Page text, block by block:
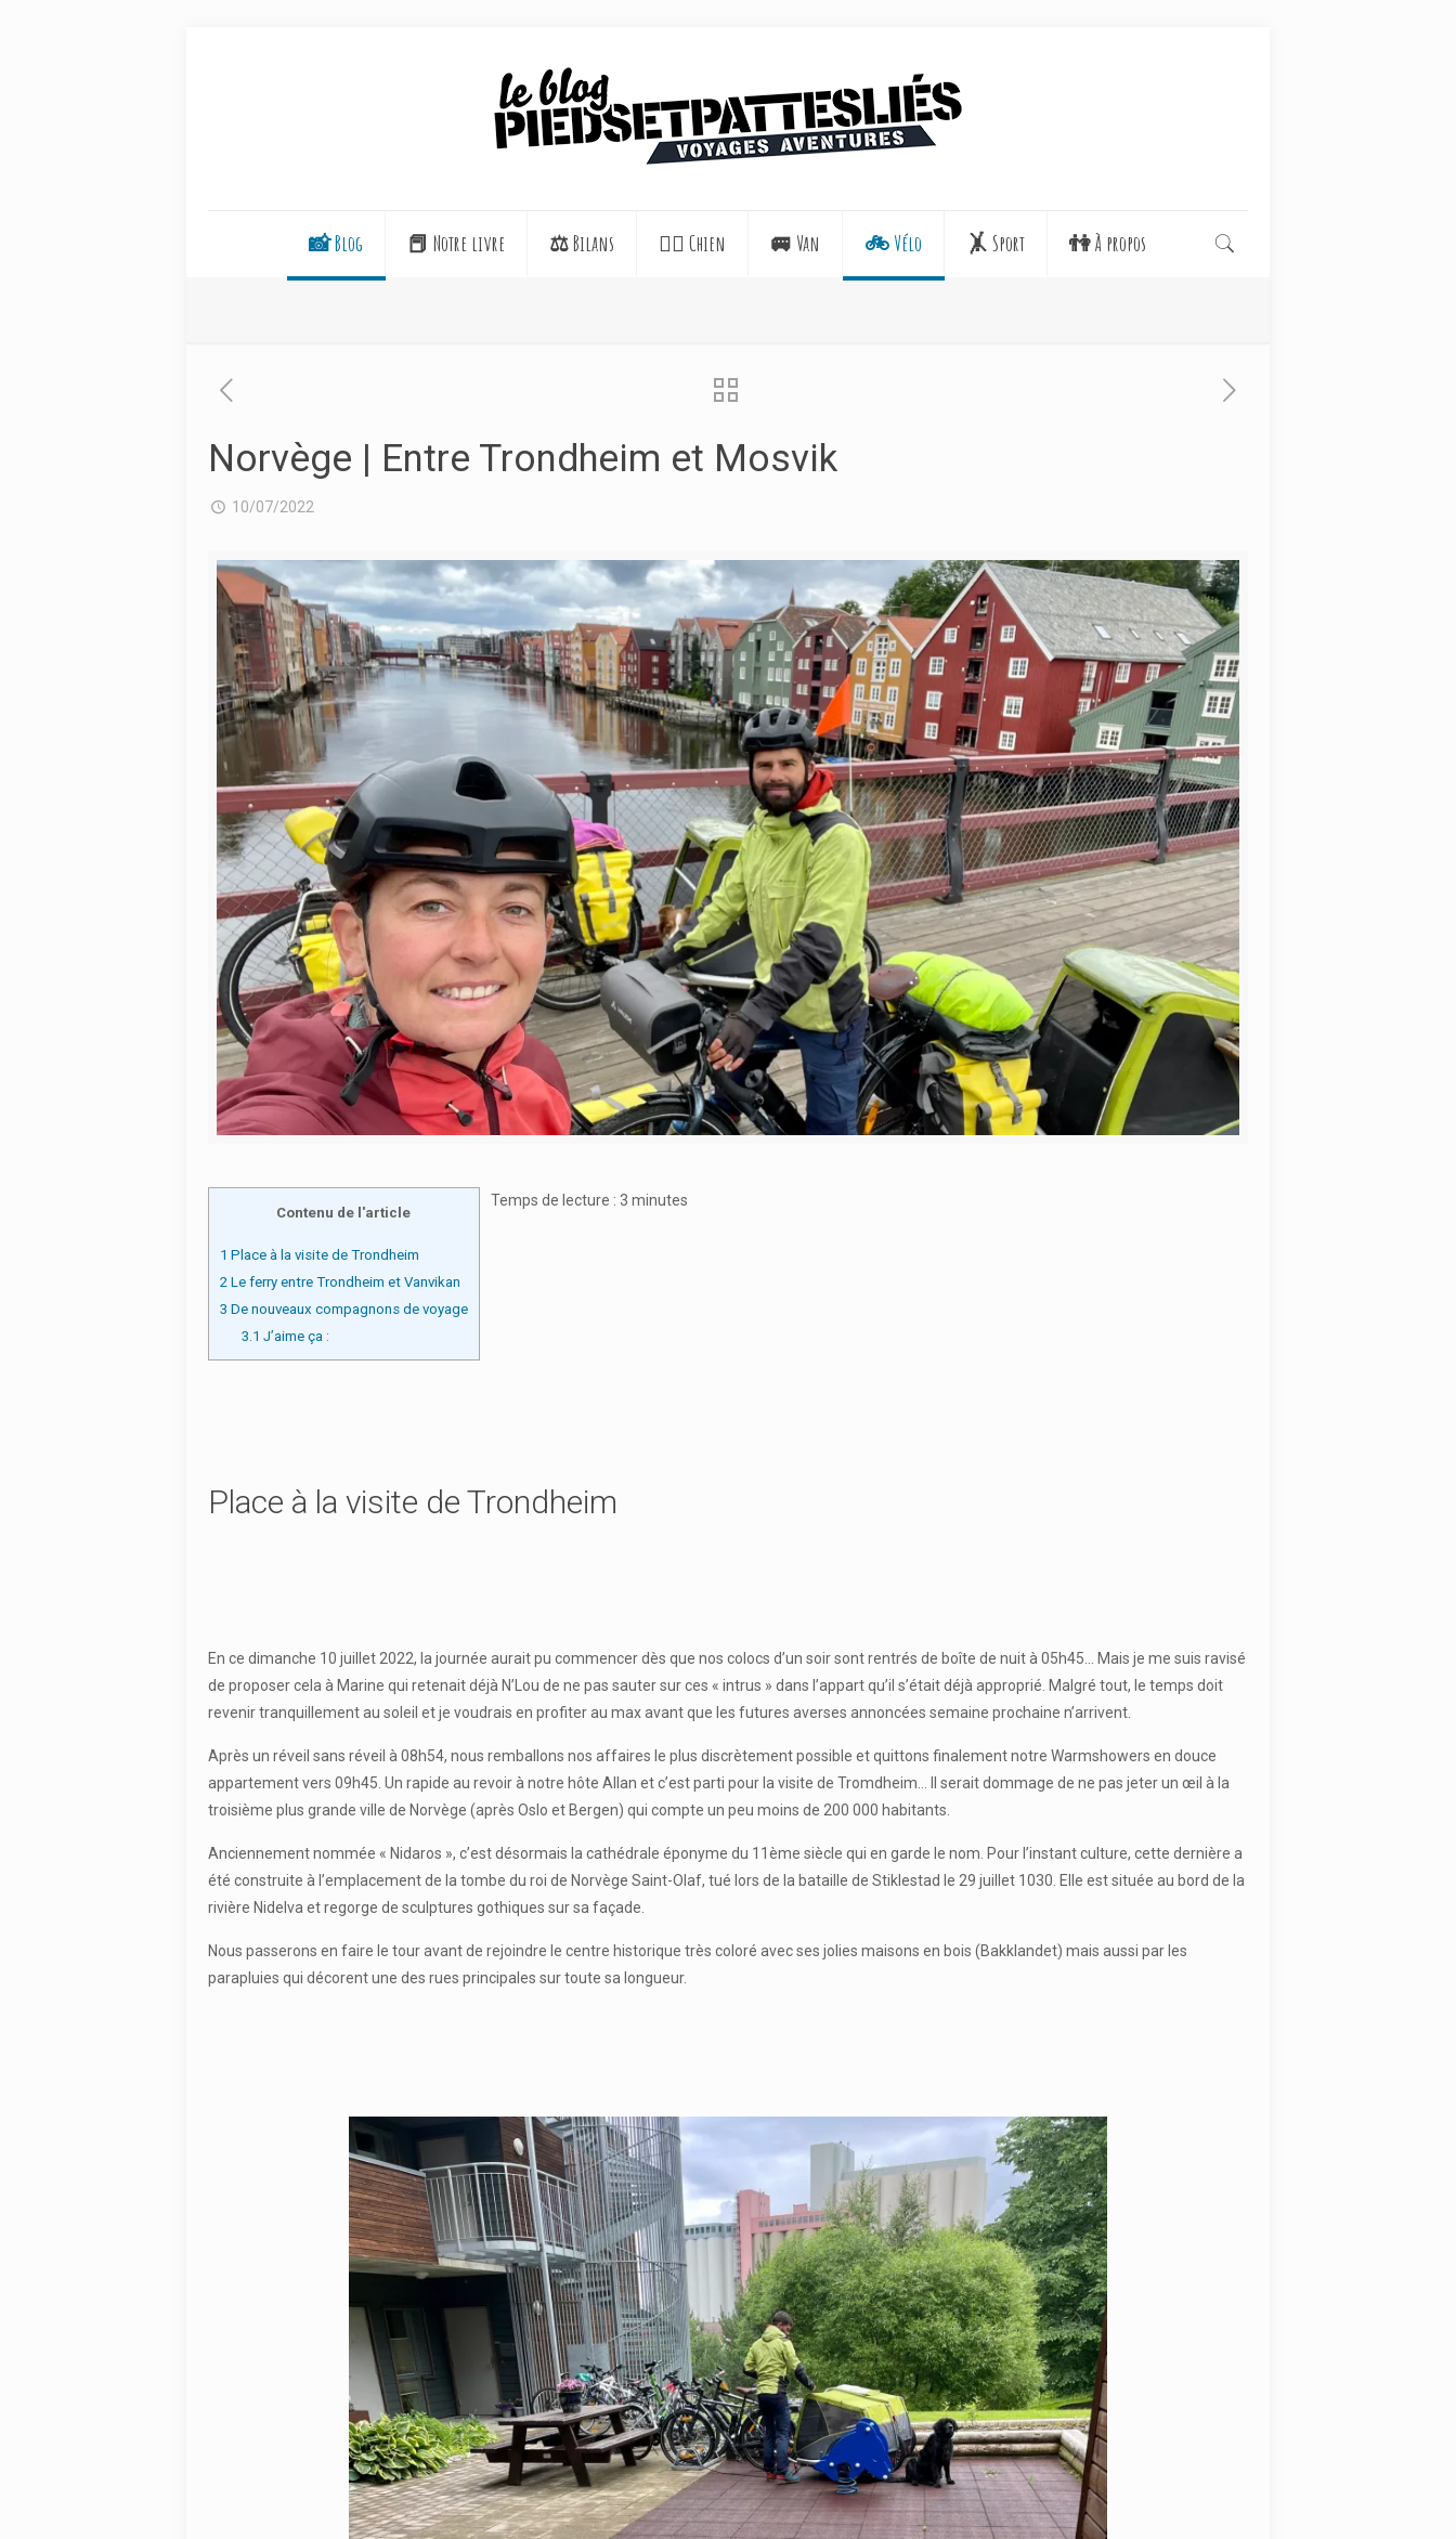
📸 Blog 📕 Notre livre ⚖️ Bilans 🐕‍🦺 Chien 🚐 Van 🚲 Vélo 🤸 Sport 👫 À propos
Norvège | Entre Trondheim et Mosvik
10/07/2022
Contenu de l'article
1 Place à la visite de Trondheim
2 Le ferry entre Trondheim et Vanvikan
3 De nouveaux compagnons de voyage
3.1 J’aime ça :
Temps de lecture : 3 minutes
Place à la visite de Trondheim
En ce dimanche 10 juillet 2022, la journée aurait pu commencer dès que nos colocs d’un soir sont rentrés de boîte de nuit à 05h45… Mais je me suis ravisé
de proposer cela à Marine qui retenait déjà N’Lou de ne pas sauter sur ces « intrus » dans l’appart qu’il s’était déjà approprié. Malgré tout, le temps doit
revenir tranquillement au soleil et je voudrais en profiter au max avant que les futures averses annoncées semaine prochaine n’arrivent.
Après un réveil sans réveil à 08h54, nous remballons nos affaires le plus discrètement possible et quittons finalement notre Warmshowers en douce
appartement vers 09h45. Un rapide au revoir à notre hôte Allan et c’est parti pour la visite de Tromdheim… Il serait dommage de ne pas jeter un œil à la
troisième plus grande ville de Norvège (après Oslo et Bergen) qui compte un peu moins de 200 000 habitants.
Anciennement nommée « Nidaros », c’est désormais la cathédrale éponyme du 11ème siècle qui en garde le nom. Pour l’instant culture, cette dernière a
été construite à l’emplacement de la tombe du roi de Norvège Saint-Olaf, tué lors de la bataille de Stiklestad le 29 juillet 1030. Elle est située au bord de la
rivière Nidelva et regorge de sculptures gothiques sur sa façade.
Nous passerons en faire le tour avant de rejoindre le centre historique très coloré avec ses jolies maisons en bois (Bakklandet) mais aussi par les
parapluies qui décorent une des rues principales sur toute sa longueur.